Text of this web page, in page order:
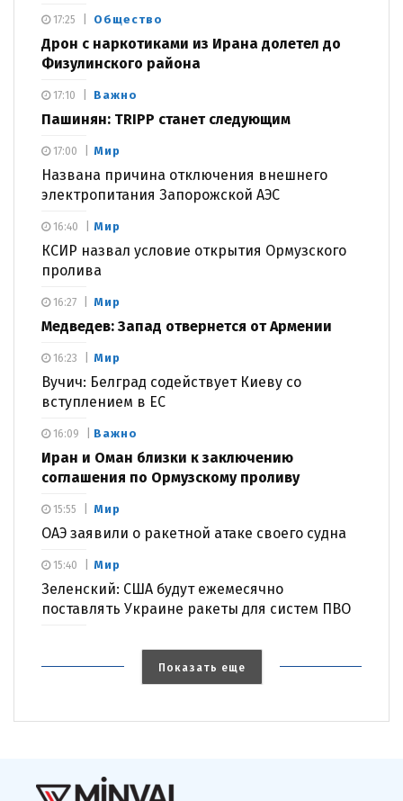
Общество
Дрон с наркотиками из Ирана долетел до
Физулинского района
17:25
Важно
Пашинян: TRIPP станет следующим
17:10
Мир
Названа причина отключения внешнего
электропитания Запорожской АЭС
17:00
Мир
КСИР назвал условие открытия Ормузского
пролива
16:40
Мир
Медведев: Запад отвернется от Армении
16:27
Мир
Вучич: Белград содействует Киеву со
вступлением в ЕС
16:23
Важно
Иран и Оман близки к заключению
соглашения по Ормузскому проливу
16:09
Мир
ОАЭ заявили о ракетной атаке своего судна
15:55
Мир
Зеленский: США будут ежемесячно
поставлять Украине ракеты для систем ПВО
15:40
Показать еще